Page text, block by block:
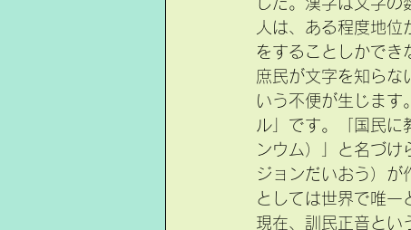
人は、ある程度地
をすることしかでき
庶民が文字を知らな
いう不便が生じます
ル」です。「国民に
ンウム）」と名づ
ジョンだいおう）が
としては世界で唯一
現在、訓民正音と